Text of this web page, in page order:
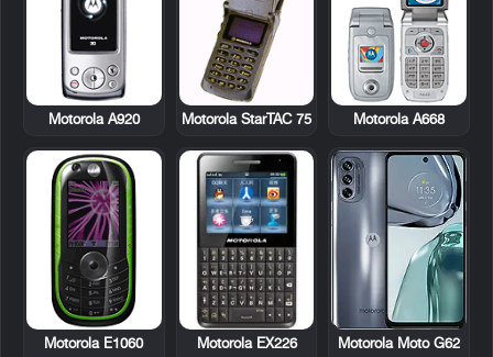
Motorola A668
Motorola StarTAC 75
Motorola A920
Motorola Moto G62
Motorola EX226
Motorola E1060